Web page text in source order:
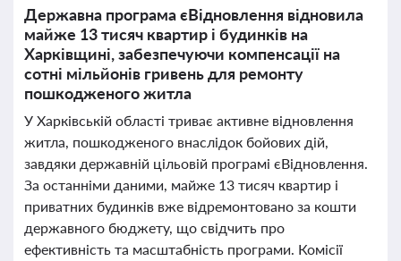
Державна програма єВідновлення відновила
майже 13 тисяч квартир і будинків на
Харківщині, забезпечуючи компенсації на
сотні мільйонів гривень для ремонту
пошкодженого житла
У Харківській області триває активне відновлення
житла, пошкодженого внаслідок бойових дій,
завдяки державній цільовій програмі єВідновлення.
За останніми даними, майже 13 тисяч квартир і
приватних будинків вже відремонтовано за кошти
державного бюджету, що свідчить про
ефективність та масштабність програми. Комісії